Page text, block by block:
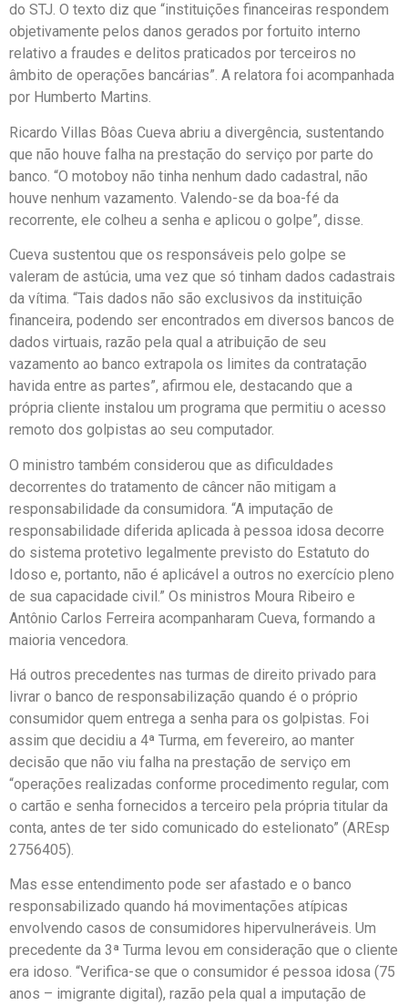
do STJ. O texto diz que “instituições financeiras respondem
objetivamente pelos danos gerados por fortuito interno
relativo a fraudes e delitos praticados por terceiros no
âmbito de operações bancárias”. A relatora foi acompanhada
por Humberto Martins.
Ricardo Villas Bôas Cueva abriu a divergência, sustentando
que não houve falha na prestação do serviço por parte do
banco. “O motoboy não tinha nenhum dado cadastral, não
houve nenhum vazamento. Valendo-se da boa-fé da
recorrente, ele colheu a senha e aplicou o golpe”, disse.
Cueva sustentou que os responsáveis pelo golpe se
valeram de astúcia, uma vez que só tinham dados cadastrais
da vítima. “Tais dados não são exclusivos da instituição
financeira, podendo ser encontrados em diversos bancos de
dados virtuais, razão pela qual a atribuição de seu
vazamento ao banco extrapola os limites da contratação
havida entre as partes”, afirmou ele, destacando que a
própria cliente instalou um programa que permitiu o acesso
remoto dos golpistas ao seu computador.
O ministro também considerou que as dificuldades
decorrentes do tratamento de câncer não mitigam a
responsabilidade da consumidora. “A imputação de
responsabilidade diferida aplicada à pessoa idosa decorre
do sistema protetivo legalmente previsto do Estatuto do
Idoso e, portanto, não é aplicável a outros no exercício pleno
de sua capacidade civil.” Os ministros Moura Ribeiro e
Antônio Carlos Ferreira acompanharam Cueva, formando a
maioria vencedora.
Há outros precedentes nas turmas de direito privado para
livrar o banco de responsabilização quando é o próprio
consumidor quem entrega a senha para os golpistas. Foi
assim que decidiu a 4ª Turma, em fevereiro, ao manter
decisão que não viu falha na prestação de serviço em
“operações realizadas conforme procedimento regular, com
o cartão e senha fornecidos a terceiro pela própria titular da
conta, antes de ter sido comunicado do estelionato” (AREsp
2756405).
Mas esse entendimento pode ser afastado e o banco
responsabilizado quando há movimentações atípicas
envolvendo casos de consumidores hipervulneráveis. Um
precedente da 3ª Turma levou em consideração que o cliente
era idoso. “Verifica-se que o consumidor é pessoa idosa (75
anos – imigrante digital), razão pela qual a imputação de